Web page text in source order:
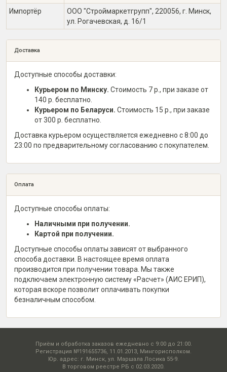
Импортёр
ООО "Строймаркетгрупп", 220056, г. Минск,
ул. Рогачевская, д. 16/1
Доставка
Доступные способы доставки:
Курьером по Минску. Стоимость 7 р., при заказе от
140 р. бесплатно.
Курьером по Беларуси. Стоимость 15 р., при заказе
от 300 р. бесплатно.
Доставка курьером осуществляется ежедневно с 8:00 до
23:00 по предварительному согласованию с покупателем.
Оплата
Доступные способы оплаты:
Наличными при получении.
Картой при получении.
Доступные способы оплаты зависят от выбранного
способа доставки. В настоящее время оплата
производится при получении товара. Мы также
подключаем электронную систему «Расчет» (АИС ЕРИП),
которая вскоре позволит оплачивать покупки
безналичным способом.
Приём и обработка заказов ежедневно с 9:00 до 21:00.
Регистрация №191655736, 11.01.2013, Мингорисполком.
Юр. адрес: г. Минск, ул. Маршала Лосика 55-9.
В торговом реестре РБ с 02.03.2020.